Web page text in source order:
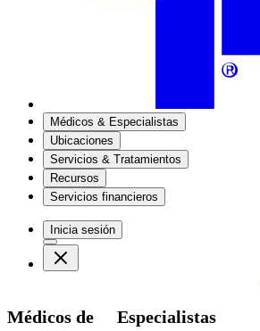
Médicos & Especialistas
Ubicaciones
Servicios & Tratamientos
Recursos
Servicios financieros
Inicia sesión
Médicos de
Especialistas